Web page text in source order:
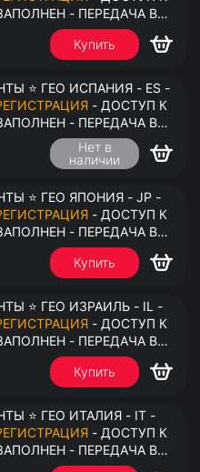
- ПЕРЕДАЧА В
Купить
⭐ ГЕО ИСПАНИЯ - ES -
- ДОСТУП К
- ПЕРЕДАЧА В
Нет в
наличии
⭐ ГЕО ЯПОНИЯ - JP -
- ДОСТУП К
- ПЕРЕДАЧА В
Купить
⭐ ГЕО ИЗРАИЛЬ - IL -
- ДОСТУП К
- ПЕРЕДАЧА В
Купить
⭐ ГЕО ИТАЛИЯ - IT -
- ДОСТУП К
- ПЕРЕДАЧА В